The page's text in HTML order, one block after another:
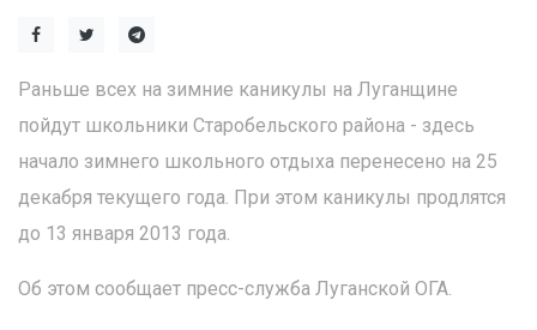
Раньше всех на зимние каникулы на Луганщине
пойдут школьники Старобельского района - здесь
начало зимнего школьного отдыха перенесено на 25
декабря текущего года. При этом каникулы продлятся
до 13 января 2013 года.
Об этом сообщает пресс-служба Луганской ОГА.